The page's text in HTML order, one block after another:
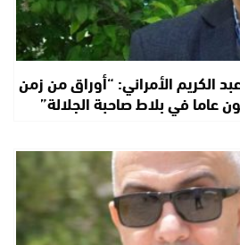
الكريم الأمراني: “أوراق من زمن
عاما في بلاط صاحبة الجلالة”